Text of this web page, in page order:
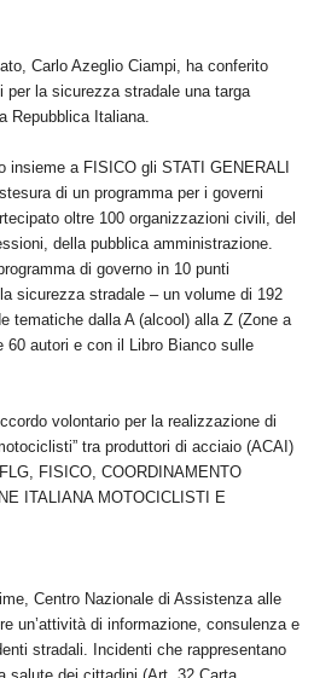
Carlo Azeglio Ciampi, ha conferito
per la sicurezza stradale una targa
Repubblica Italiana.
insieme a FISICO gli STATI GENERALI
di un programma per i governi
oltre 100 organizzazioni civili, del
della pubblica amministrazione.
di governo in 10 punti
sicurezza stradale – un volume di 192
tematiche dalla A (alcool) alla Z (Zone a
autori e con il Libro Bianco sulle
volontario per la realizzazione di
tra produttori di acciaio (ACAI)
FISICO, COORDINAMENTO
ITALIANA MOTOCICLISTI E
Centro Nazionale di Assistenza alle
un’attività di informazione, consulenza e
stradali. Incidenti che rappresentano